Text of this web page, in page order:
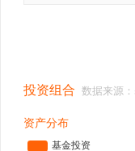
投资组合 数据来源
资产分布